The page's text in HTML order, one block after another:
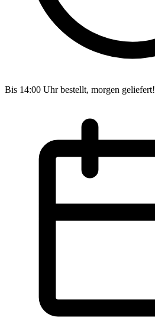
Bis 14:00 Uhr bestellt, morgen geliefert!